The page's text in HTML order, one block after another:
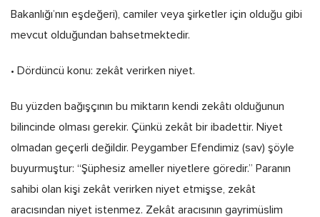
Bakanlığı’nın eşdeğeri), camiler veya şirketler için olduğu gibi
mevcut olduğundan bahsetmektedir.
• Dördüncü konu: zekât verirken niyet.
Bu yüzden bağışçının bu miktarın kendi zekâtı olduğunun
bilincinde olması gerekir. Çünkü zekât bir ibadettir. Niyet
olmadan geçerli değildir. Peygamber Efendimiz (sav) şöyle
buyurmuştur: “Şüphesiz ameller niyetlere göredir.” Paranın
sahibi olan kişi zekât verirken niyet etmişse, zekât
aracısından niyet istenmez. Zekât aracısının gayrimüslim